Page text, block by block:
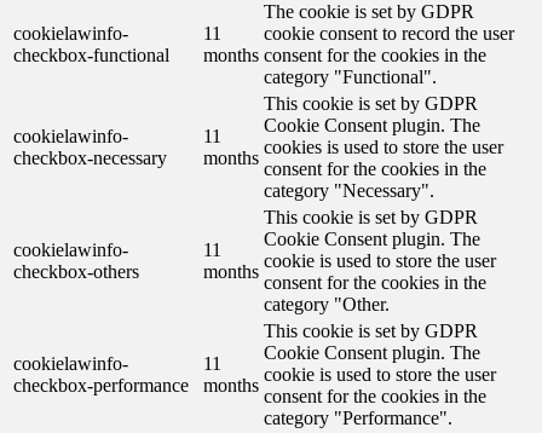
cookielawinfo-
checkbox-functional
11
months
The cookie is set by GDPR
cookie consent to record the user
consent for the cookies in the
category "Functional".
cookielawinfo-
checkbox-necessary
11
months
This cookie is set by GDPR
Cookie Consent plugin. The
cookies is used to store the user
consent for the cookies in the
category "Necessary".
cookielawinfo-
checkbox-others
11
months
This cookie is set by GDPR
Cookie Consent plugin. The
cookie is used to store the user
consent for the cookies in the
category "Other.
cookielawinfo-
checkbox-performance
11
months
This cookie is set by GDPR
Cookie Consent plugin. The
cookie is used to store the user
consent for the cookies in the
category "Performance".